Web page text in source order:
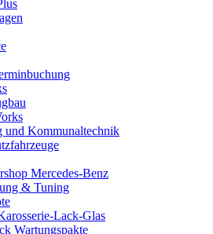
und Kommunaltechnik
Mercedes-Benz
& Tuning
Lack-Glas
Wartungspakte